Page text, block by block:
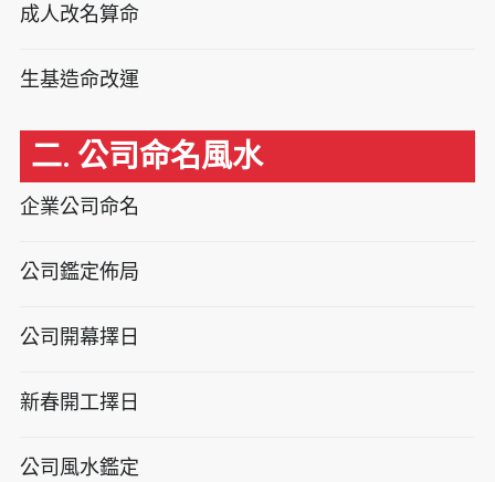
成人改名算命
生基造命改運
二. 公司命名風水
企業公司命名
公司鑑定佈局
公司開幕擇日
新春開工擇日
公司風水鑑定